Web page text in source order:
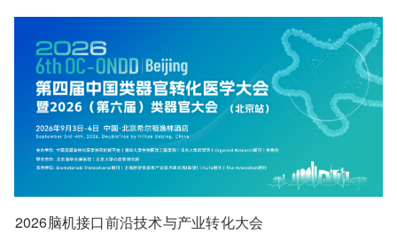
2026脑机接口前沿技术与产业转化大会